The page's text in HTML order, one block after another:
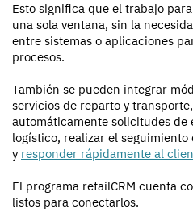
Esto significa que el trabajo
una sola ventana, sin la
entre sistemas o aplicaciones
procesos.
También se pueden integrar
servicios de reparto y
automáticamente solicitudes de
logístico, realizar el
y responder rápidamente al
El programa retailCRM cuenta
listos para conectarlos.